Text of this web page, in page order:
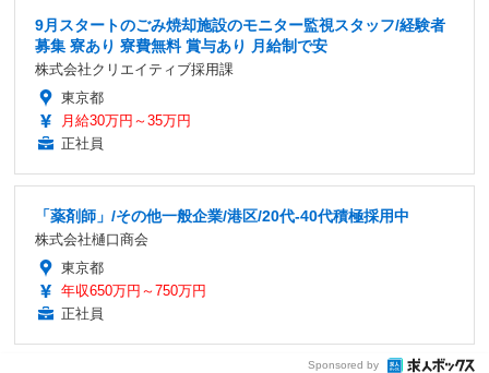
9月スタートのごみ焼却施設のモニター監視スタッフ/経験者
募集 寮あり 寮費無料 賞与あり 月給制で安
株式会社クリエイティブ採用課
東京都
月給30万円～35万円
正社員
「薬剤師」/その他一般企業/港区/20代-40代積極採用中
株式会社樋口商会
東京都
年収650万円～750万円
正社員
Sponsored by